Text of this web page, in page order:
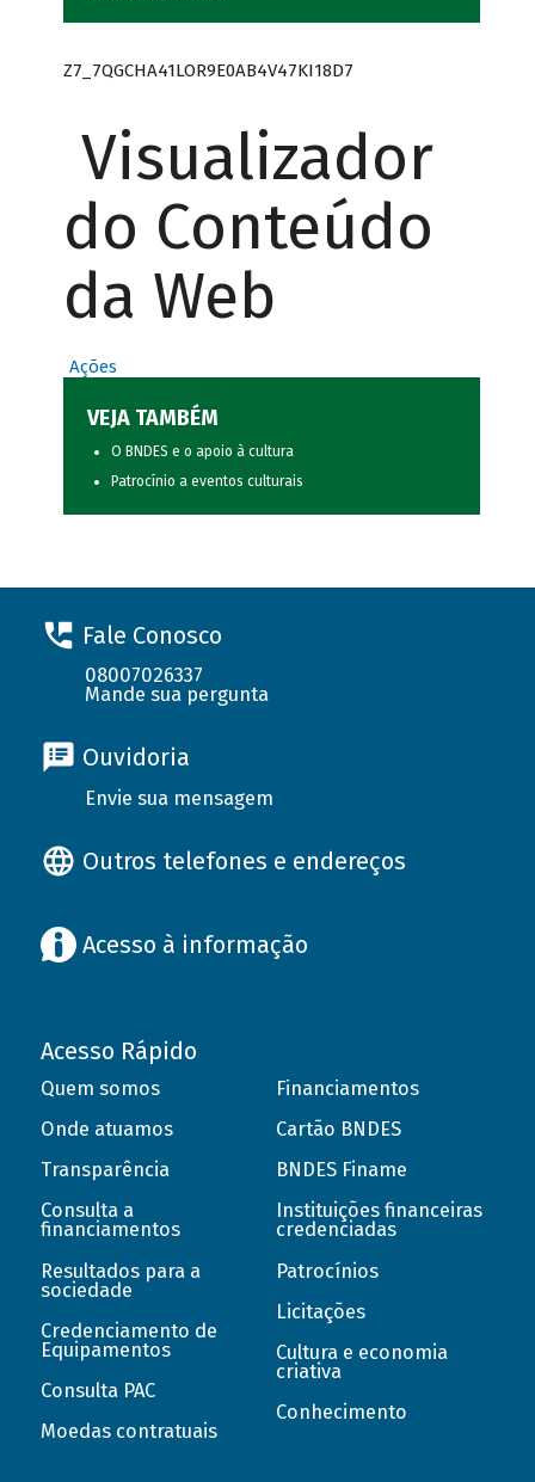
Z7_7QGCHA41LOR9E0AB4V47KI18D7
Visualizador
do Conteúdo
da Web
Ações
VEJA TAMBÉM
O BNDES e o apoio à cultura
Patrocínio a eventos culturais
Fale Conosco
08007026337
Mande sua pergunta
Ouvidoria
Envie sua mensagem
Outros telefones e endereços
Acesso à informação
Acesso Rápido
Quem somos
Onde atuamos
Transparência
Consulta a
financiamentos
Resultados para a
sociedade
Credenciamento de
Equipamentos
Consulta PAC
Moedas contratuais
Financiamentos
Cartão BNDES
BNDES Finame
Instituições financeiras
credenciadas
Patrocínios
Licitações
Cultura e economia
criativa
Conhecimento